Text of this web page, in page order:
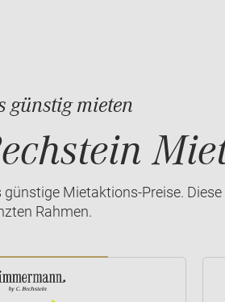
günstig mieten
Mietaktions-Preise.
Rahmen.